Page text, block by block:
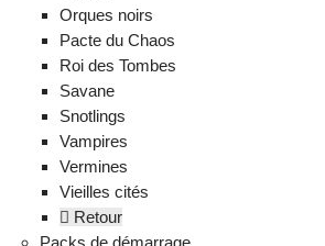
Orques noirs
Pacte du Chaos
Roi des Tombes
Savane
Snotlings
Vampires
Vermines
Vieilles cités
Retour
Packs de démarrage